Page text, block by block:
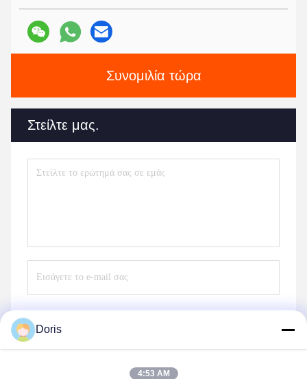
Συνομιλία τώρα
Στείλτε μας.
Doris
4:53 AM